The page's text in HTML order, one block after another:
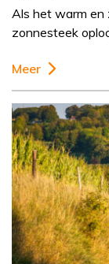
Als het warm en
zonnesteek
Meer